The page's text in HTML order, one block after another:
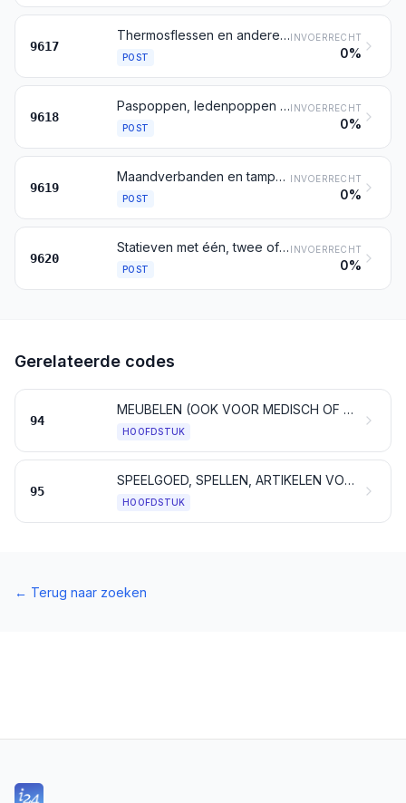
9617
Thermosflessen en andere gemonteerde isothermische bergingsmiddelen, met vacuümisolatie; delen van deze bergingsmiddelen, andere dan binnenflessen van glas
POST
INVOERRECHT
0%
9618
Paspoppen, ledenpoppen en dergelijke; automaten en mechanische blikvangers, voor etalages
POST
INVOERRECHT
0%
9619
Maandverbanden en tampons, luiers, inlegluiers en dergelijke artikelen, ongeacht van welk materiaal
POST
INVOERRECHT
0%
9620
Statieven met één, twee of drie poten, en dergelijke artikelen
POST
INVOERRECHT
0%
Gerelateerde codes
94
MEUBELEN (OOK VOOR MEDISCH OF VOOR CHIRURGISCH GEBRUIK); ARTIKELEN VOOR BEDDEN EN DERGELIJKE ARTIKELEN; LICHTARMATUREN EN VERLICHTINGSTOESTELLEN, ELDERS GENOEMD NOCH ELDERS ONDER BEGREPEN; LICHTRECLAMES, VERLICHTE AANWIJZINGSBORDEN EN DERGELIJKE ARTIKELEN; GEPREFABRICEERDE BOUWWERKEN
HOOFDSTUK
95
SPEELGOED, SPELLEN, ARTIKELEN VOOR ONTSPANNING EN SPORTARTIKELEN; DELEN EN TOEBEHOREN DAARVAN
HOOFDSTUK
← Terug naar zoeken